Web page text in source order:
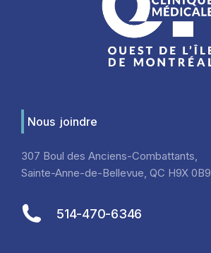
Nous joindre
307 Boul des Anciens-Combattants,
Sainte-Anne-de-Bellevue, QC H9X 0B9
514-470-6346